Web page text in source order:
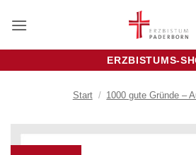
Inhalt
ERZBISTUMS-
Start / 1000 gute Gründe –